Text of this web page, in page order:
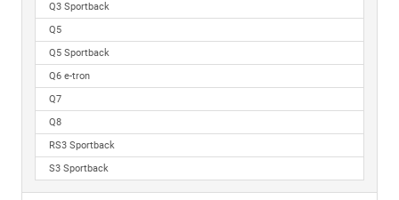
Q3 Sportback
Q5
Q5 Sportback
Q6 e-tron
Q7
Q8
RS3 Sportback
S3 Sportback